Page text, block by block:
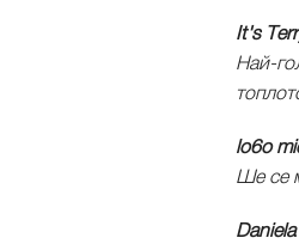
Най-
Ше се